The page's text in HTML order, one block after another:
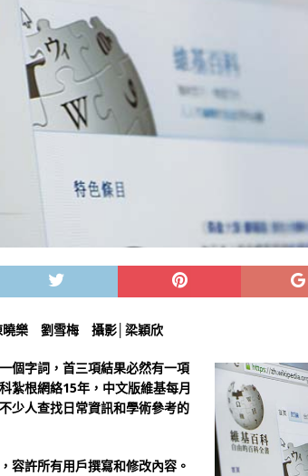
樂 劉雪梅 攝影│梁穎欣
個字詞，首三項結果必然有一項
紮根網絡15年，中文版維基每月
少人查找日常資訊和學術參考的
容許所有用戶撰寫和修改內容。